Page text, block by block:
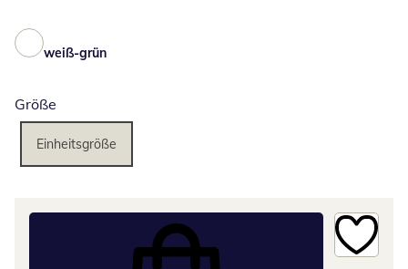
weiß-grün
Größe
Einheitsgröße